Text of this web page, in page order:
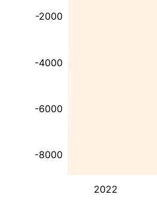
2022
-8000
-6000
-4000
-2000